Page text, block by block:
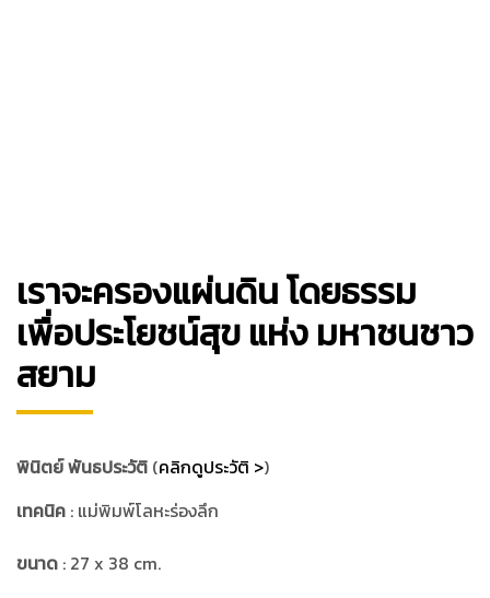
เราจะครองแผ่นดิน โดยธรรม
เพื่อประโยชน์สุข แห่ง มหาชนชาว
สยาม
พินิตย์ พันธประวัติ (คลิกดูประวัติ >)
เทคนิค : แม่พิมพ์โลหะร่องลึก
ขนาด : 27 x 38 cm.